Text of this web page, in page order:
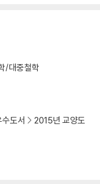
도서
2015년 교양도
/대중철학